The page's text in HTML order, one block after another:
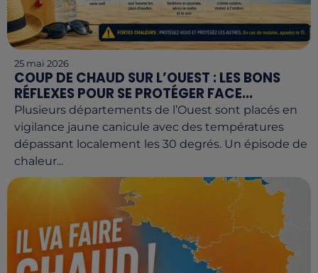
25 mai 2026
COUP DE CHAUD SUR L’OUEST : LES BONS
RÉFLEXES POUR SE PROTÉGER FACE...
Plusieurs départements de l’Ouest sont placés en
vigilance jaune canicule avec des températures
dépassant localement les 30 degrés. Un épisode de
chaleur...